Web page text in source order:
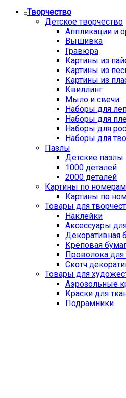
Творчество
Детское творчество
Аппликации и
Вышивка
Гравюра
Картины из
Картины из
Картины из
Квиллинг
Мыло и свечи
Наборы для
Наборы для
Наборы для
Наборы для
Пазлы
Детские пазлы
1000 деталей
2000 деталей
Картины по номерам
Картины по
Товары для
Наклейки
Аксессуары
Декоративная
Креповая
Проволока для
Скотч
Товары для
Аэрозольные
Краски для
Подрамники